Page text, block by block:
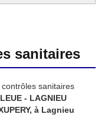
sanitaires
sanitaires
- LAGNIEU
à Lagnieu